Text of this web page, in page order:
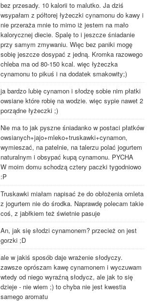
bez przesady. 10 kalorii to malutko. Ja dziś
wsypałam z półtorej łyżeczki cynamonu do kawy i
nie przeraża mnie to mimo iż jestem na mało
kalorycznej diecie. Spalę to i jeszcze śniadanie
przy samym zmywaniu. Więc bez paniki mogę
sobię jeszcze dosypać z jedną. Kromka razowego
chleba ma od 80-150 kcal. więc łyżeczka
cynamonu to pikuś i na dodatek smakowity;)
ja bardzo lubię cynamon i słodzę sobie nim płatki
owsiane które robię na wodzie. więc sypie nawet 2
porządne łyżeczki ;)
Nie ma to jak pyszne śniadanko w postaci płatków
owsianych+jajo+mleko+truskawki+cynamon,
wymieszać, na patelnie, na talerzu polać jogurtem
naturalnym i obsypać kupą cynamonu. PYCHA
W moim domu schodzą cztery paczki tygodniowo
:P
Truskawki miałam napisać że do obłożenia omleta
z jogurtem nie do środka. Naprawdę polecam takie
coś, z jabłkiem też świetnie pasuje
An, jak się słodzi cynamonem? przecież on jest
gorzki ;D
ale w jakiś sposób daje wrażenie słodyczy.
zawsze oprószam kawę cynamonem i wyczuwam
wtedy od niego wyraźną słodycz, ale jak to się
dzieje - nie wiem ;) to chyba nie jest kwestia
samego aromatu